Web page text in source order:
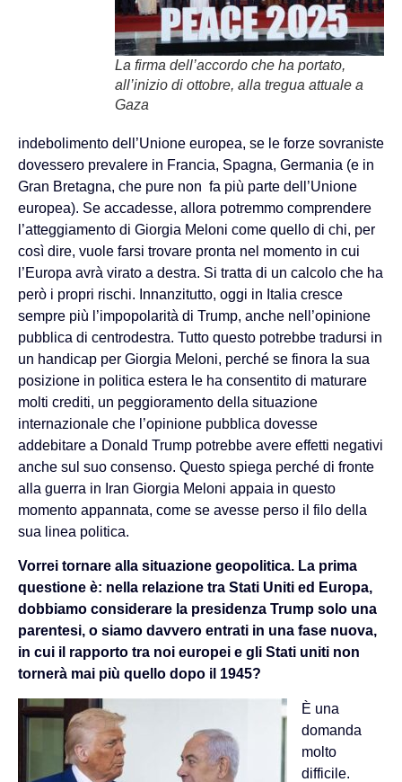
La firma dell’accordo che ha portato,
all’inizio di ottobre, alla tregua attuale a
Gaza
indebolimento dell’Unione europea, se le forze sovraniste
dovessero prevalere in Francia, Spagna, Germania (e in
Gran Bretagna, che pure non fa più parte dell’Unione
europea). Se accadesse, allora potremmo comprendere
l’atteggiamento di Giorgia Meloni come quello di chi, per
così dire, vuole farsi trovare pronta nel momento in cui
l’Europa avrà virato a destra. Si tratta di un calcolo che ha
però i propri rischi. Innanzitutto, oggi in Italia cresce
sempre più l’impopolarità di Trump, anche nell’opinione
pubblica di centrodestra. Tutto questo potrebbe tradursi in
un handicap per Giorgia Meloni, perché se finora la sua
posizione in politica estera le ha consentito di maturare
molti crediti, un peggioramento della situazione
internazionale che l’opinione pubblica dovesse
addebitare a Donald Trump potrebbe avere effetti negativi
anche sul suo consenso. Questo spiega perché di fronte
alla guerra in Iran Giorgia Meloni appaia in questo
momento appannata, come se avesse perso il filo della
sua linea politica.
Vorrei tornare alla situazione geopolitica. La prima
questione è: nella relazione tra Stati Uniti ed Europa,
dobbiamo considerare la presidenza Trump solo una
parentesi, o siamo davvero entrati in una fase nuova,
in cui il rapporto tra noi europei e gli Stati uniti non
tornerà mai più quello dopo il 1945?
È una
domanda
molto
difficile.